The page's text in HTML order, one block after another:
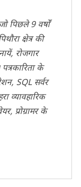
पिछले 9 वर्षों
क्षेत्र की
रोजगार
के
SQL सर्वर
व्यावहारिक
प्रोग्रामर के